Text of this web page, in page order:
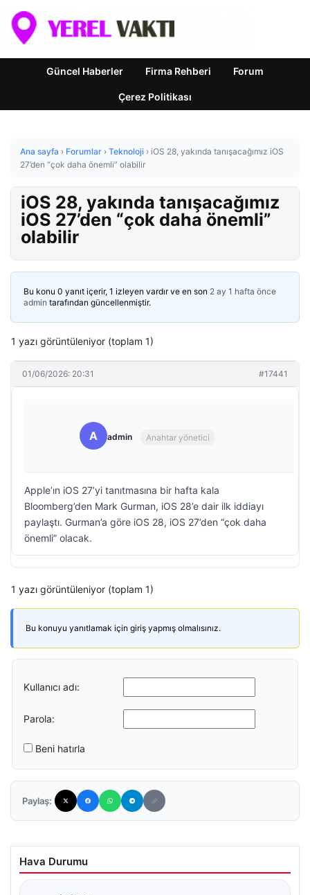
Güncel Haberler Firma Rehberi Forum
Çerez Politikası
Ana sayfa › Forumlar › Teknoloji › iOS 28, yakında tanışacağımız iOS
27’den “çok daha önemli” olabilir
iOS 28, yakında tanışacağımız
iOS 27’den “çok daha önemli”
olabilir
Bu konu 0 yanıt içerir, 1 izleyen vardır ve en son 2 ay 1 hafta önce
admin tarafından güncellenmiştir.
1 yazı görüntüleniyor (toplam 1)
01/06/2026: 20:31 #17441
A admin Anahtar yönetici
Apple’ın iOS 27’yi tanıtmasına bir hafta kala
Bloomberg’den Mark Gurman, iOS 28’e dair ilk iddiayı
paylaştı. Gurman’a göre iOS 28, iOS 27’den “çok daha
önemli” olacak.
1 yazı görüntüleniyor (toplam 1)
Bu konuyu yanıtlamak için giriş yapmış olmalısınız.
Kullanıcı adı:
Parola:
Beni hatırla
Paylaş:
Hava Durumu